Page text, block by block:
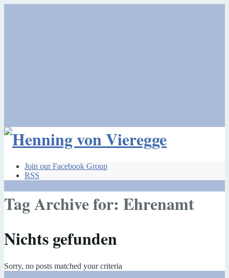
Join our Facebook Group
RSS
Tag Archive for: Ehrenamt
Nichts gefunden
Sorry, no posts matched your criteria